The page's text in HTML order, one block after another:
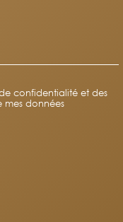
confidentialité et des
mes données